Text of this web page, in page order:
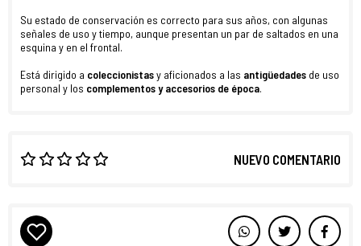
Su estado de conservación es correcto para sus años, con algunas
señales de uso y tiempo, aunque presentan un par de saltados en una
esquina y en el frontal.
Está dirigido a coleccionistasy aficionados a las antigüedades de uso
personal y los complementos y accesorios de época.
NUEVO COMENTARIO